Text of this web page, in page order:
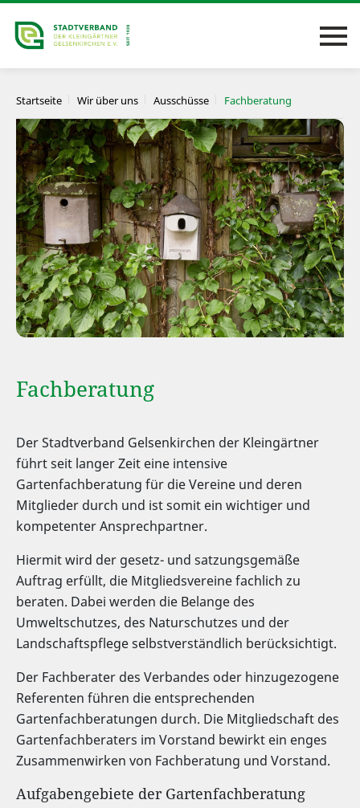
Startseite Wir über uns Ausschüsse Fachberatung
Fachberatung
Der Stadtverband Gelsenkirchen der Kleingärtner
führt seit langer Zeit eine intensive
Gartenfachberatung für die Vereine und deren
Mitglieder durch und ist somit ein wichtiger und
kompetenter Ansprechpartner.
Hiermit wird der gesetz- und satzungsgemäße
Auftrag erfüllt, die Mitgliedsvereine fachlich zu
beraten. Dabei werden die Belange des
Umweltschutzes, des Naturschutzes und der
Landschaftspflege selbstverständlich berücksichtigt.
Der Fachberater des Verbandes oder hinzugezogene
Referenten führen die entsprechenden
Gartenfachberatungen durch. Die Mitgliedschaft des
Gartenfachberaters im Vorstand bewirkt ein enges
Zusammenwirken von Fachberatung und Vorstand.
Aufgabengebiete der Gartenfachberatung